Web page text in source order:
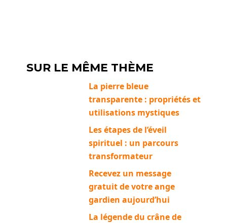
SUR LE MÊME THÈME
La pierre bleue
transparente : propriétés et
utilisations mystiques
Les étapes de l’éveil
spirituel : un parcours
transformateur
Recevez un message
gratuit de votre ange
gardien aujourd’hui
La légende du crâne de